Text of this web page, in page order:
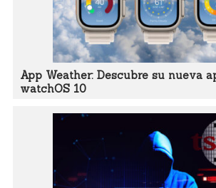
App Weather: Descubre su nueva
watchOS 10